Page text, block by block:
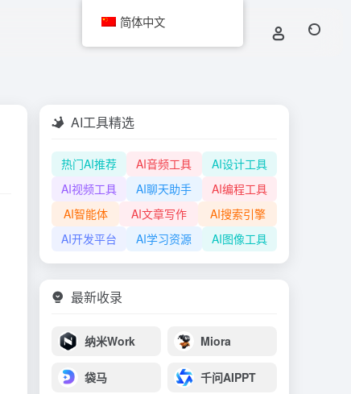
AI工具精选
热门AI推荐 AI音频工具
AI设计工具
AI视频工具
AI聊天助手
AI编程工具
AI智能体
AI文章写作
AI搜索引擎
AI开发平台
AI学习资源 AI图像工具
最新收录
纳米Work Miora
袋马 千问AIPPT
简体中文